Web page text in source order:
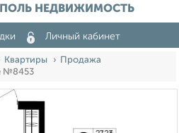
НЕДВИЖИМОСТЬ
Личный кабинет
Квартиры
Продажа
№8453